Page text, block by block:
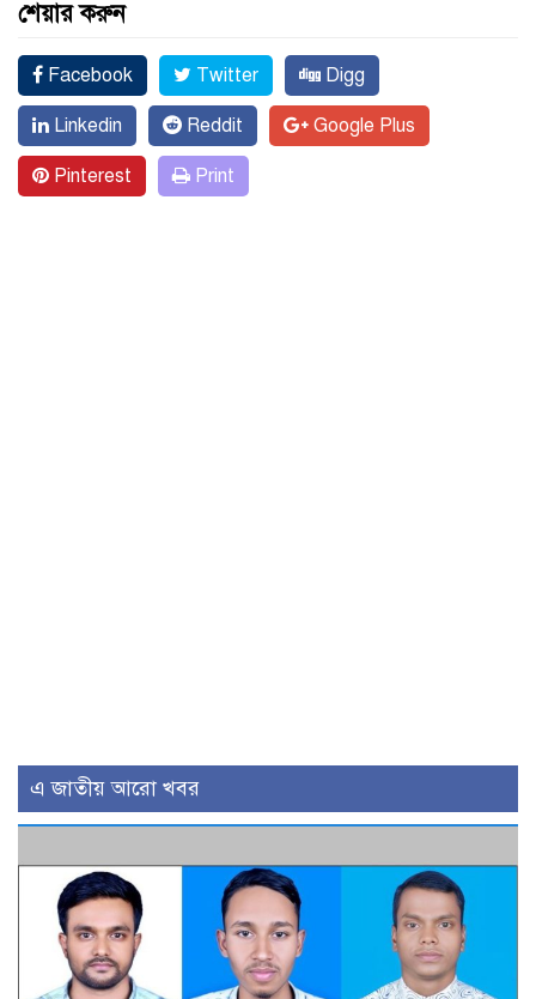
শেয়ার করুন
Facebook Twitter Digg
Linkedin Reddit Google Plus
Pinterest Print
এ জাতীয় আরো খবর